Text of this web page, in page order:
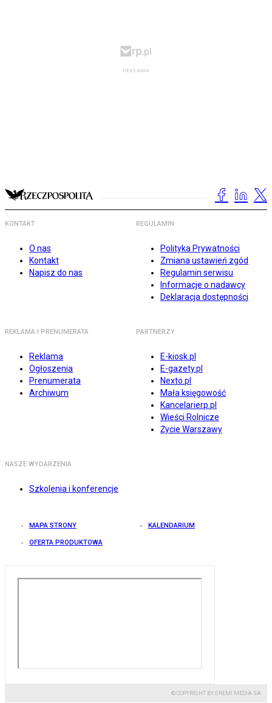
KONTAKT
O nas
Kontakt
Napisz do nas
REGULAMIN
Polityka Prywatności
Zmiana ustawień zgód
Regulamin serwisu
Informacje o nadawcy
Deklaracja dostępności
REKLAMA I PRENUMERATA
Reklama
Ogłoszenia
Prenumerata
Archiwum
PARTNERZY
E-kiosk.pl
E-gazety.pl
Nexto.pl
Mała księgowość
Kancelarierp.pl
Wieści Rolnicze
Życie Warszawy
NASZE WYDARZENIA
Szkolenia i konferencje
MAPA STRONY KALENDARIUM
OFERTA PRODUKTOWA
© COPYRIGHT BY GREMI MEDIA SA